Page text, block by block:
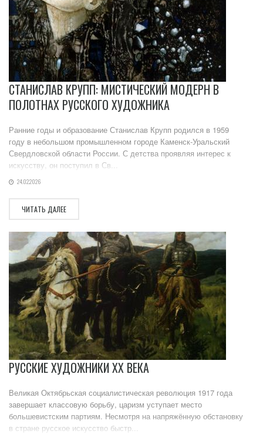
СТАНИСЛАВ КРУПП: МИСТИЧЕСКИЙ МОДЕРН В
ПОЛОТНАХ РУССКОГО ХУДОЖНИКА
Ранние годы и образование Станислав Крупп родился в 1959
году в небольшом промышленном городе Каменск-Уральский
Свердловской области России. С детства проявляя интерес к
искусству, он поступил в Св...
24.02.2026
ЧИТАТЬ ДАЛЕЕ
РУССКИЕ ХУДОЖНИКИ XX ВЕКА
Великая Октябрьская социалистическая революция 1917 года
завершает классовую борьбу, царизм уступает место
большевистским партиям. Несмотря на напряжённую обстановку
в стране русское искусство быстр...